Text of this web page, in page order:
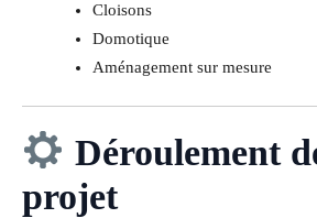
Cloisons
Domotique
Aménagement sur mesure
Déroulement
projet